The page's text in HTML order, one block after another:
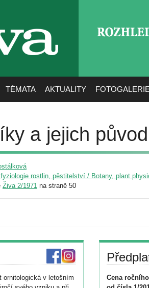
TÉMATA AKTUALITY
a jejich původ
rostlin, pěstitelství / Botany, plant
Živa 2/1971 na straně 50
ornitologická v letošním
Cena